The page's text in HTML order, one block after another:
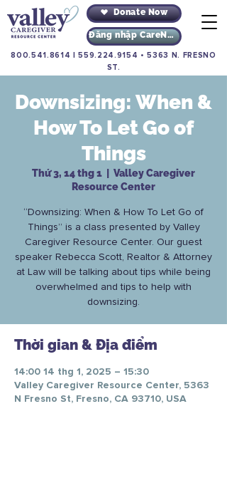
Donate Now
Đăng nhập CareNav
800.541.8614 |559.224.9154 •5363 N. FRESNO
ST.
Downsizing: When &
How To Let Go of
Things
Thứ 3, 14 thg 1
Valley Caregiver
Resource Center
“Downsizing: When & How To Let Go of
Things” is a class presented by Valley
Caregiver Resource Center. Our guest
speaker Rebecca Scott, Realtor & Attorney
at Law will be talking about tips while being
overwhelmed and tips to help with
downsizing.
Thời gian & Địa điểm
14:00 14 thg 1, 2025 – 15:30
Valley Caregiver Resource Center, 5363
N Fresno St, Fresno, CA 93710, USA